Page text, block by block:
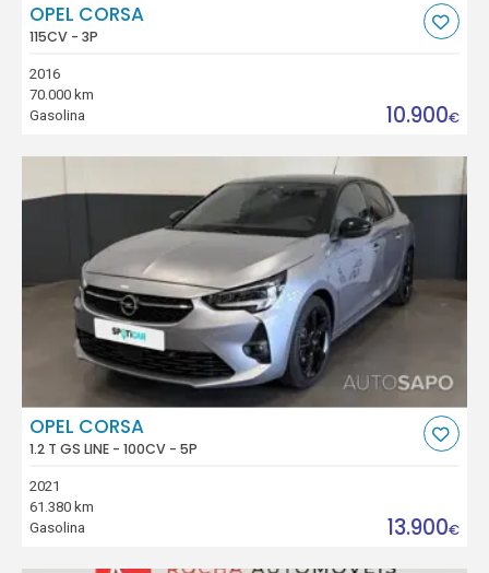
OPEL CORSA
115CV - 3P
2016
70.000 km
Gasolina
10.900€
OPEL CORSA
1.2 T GS LINE - 100CV - 5P
2021
61.380 km
Gasolina
13.900€